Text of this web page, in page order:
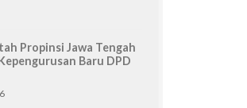
Propinsi Jawa Tengah
Baru DPD